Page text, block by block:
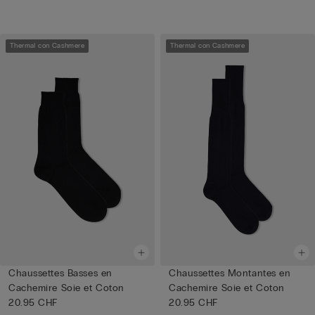
Thermal con Cashmere
Chaussettes Basses en
Cachemire Soie et Coton
20.95 CHF
Thermal con Cashmere
Chaussettes Montantes en
Cachemire Soie et Coton
20.95 CHF